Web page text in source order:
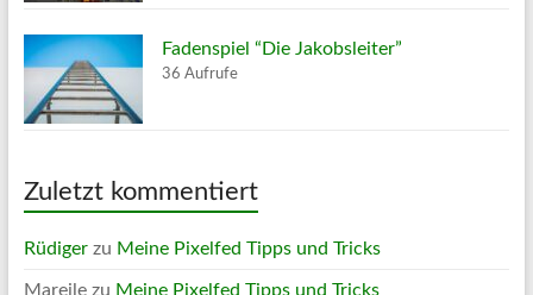
Fadenspiel “Die Jakobsleiter”
36 Aufrufe
Zuletzt kommentiert
Rüdigerzu Meine Pixelfed Tipps und Tricks
Mareilezu Meine Pixelfed Tipps und Tricks